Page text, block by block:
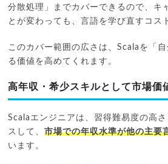
分散処理」までカバーできるので、キ
とが変わっても、言語を学び直すコス
このカバー範囲の広さは、Scalaを「自
る価値を高めてくれます。
高年収・希少スキルとして市場価
Scalaエンジニアは、習得難易度の高
スして、市場での年収水準が他の主要
います。